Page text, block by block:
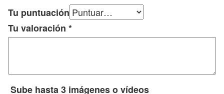
Tu puntuación
Tu valoración *
Sube hasta 3 imágenes o vídeos